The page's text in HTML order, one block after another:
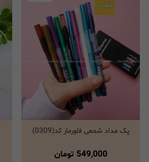
انتخاب گزینه ها
پک مداد شمعی فلورمار کد(0309)
549,000 تومان